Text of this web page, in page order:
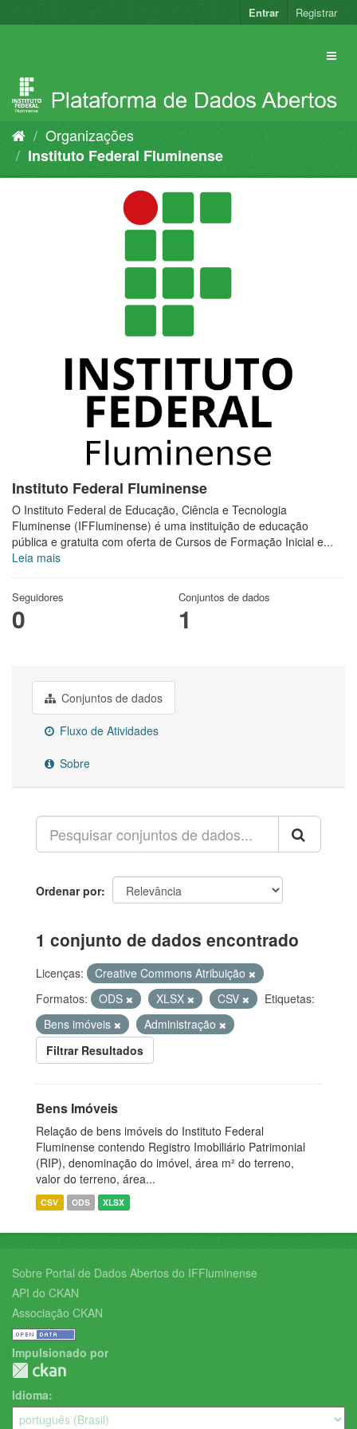
para
Entrar Registrar
Organizações
Instituto Federal Fluminense
Instituto Federal Fluminense
O Instituto Federal de Educação, Ciência e Tecnologia
Fluminense (IFFluminense) é uma instituição de educação
pública e gratuita com oferta de Cursos de Formação Inicial e...
Leia mais
Seguidores
0
Conjuntos de dados
1
Conjuntos de dados
Fluxo de Atividades
Sobre
Ordenar por
1 conjunto de dados encontrado
Licenças:
Creative Commons Atribuição
Formatos:
ODS XLSX CSV
Etiquetas:
Bens imóveis
Administração
Filtrar Resultados
Bens Imóveis
Relação de bens imóveis do Instituto Federal
Fluminense contendo Registro Imobiliário Patrimonial
(RIP), denominação do imóvel, área m² do terreno,
valor do terreno, área...
CSV ODS XLSX
Sobre Portal de Dados Abertos do IFFluminense
API do CKAN
Associação CKAN
Impulsionado por
Idioma